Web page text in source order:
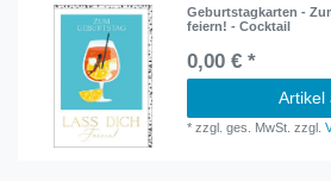
Geburtstagkarten -
feiern! - Cocktail
0,00 € *
Artikel
*zzgl. ges. MwSt. zzgl.